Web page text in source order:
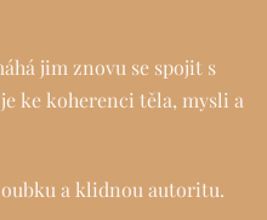
jim znovu se spojit s
ke koherenci těla, mysli a
a klidnou autoritu.